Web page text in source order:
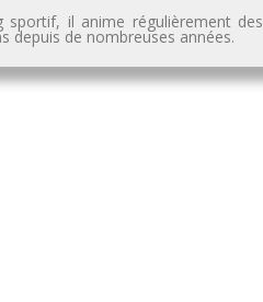
sportif, il anime régulièrement des
depuis de nombreuses années.